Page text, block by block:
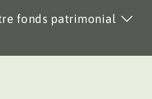
fonds patrimonial